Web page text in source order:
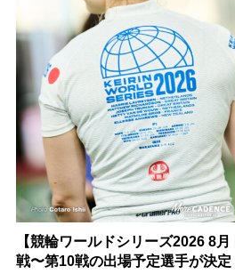
【競輪ワールドシリーズ2026 8
戦〜第10戦の出場予定選手が決定